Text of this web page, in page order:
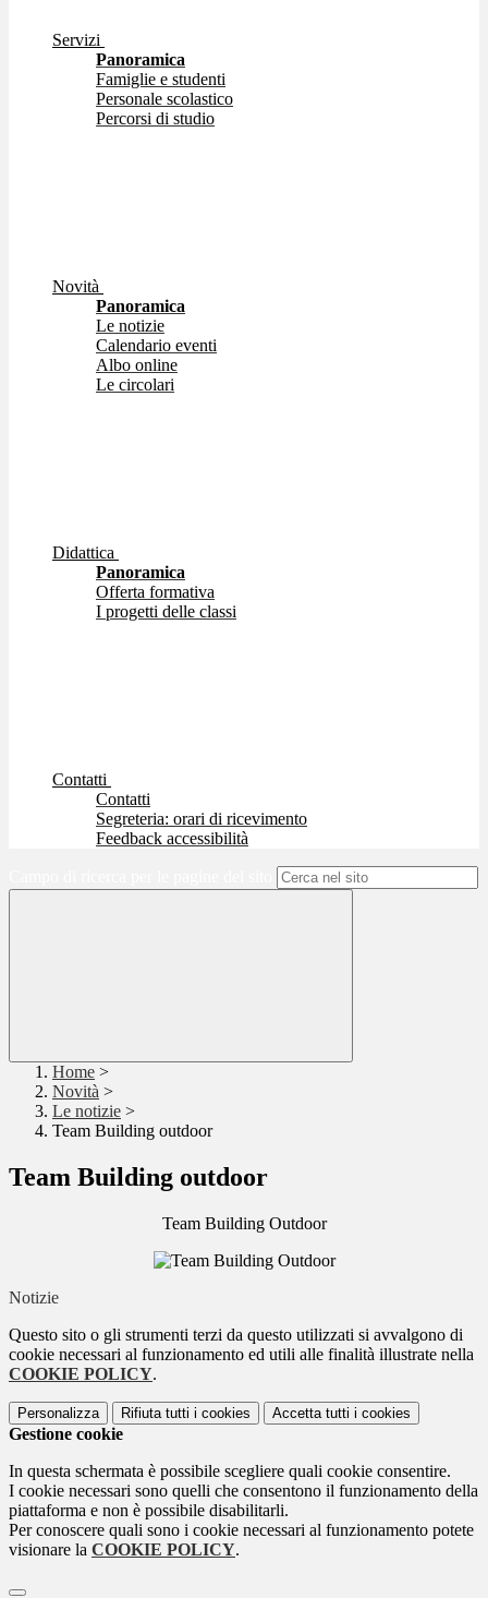
Servizi
Panoramica
Famiglie e studenti
Personale scolastico
Percorsi di studio
Novità
Panoramica
Le notizie
Calendario eventi
Albo online
Le circolari
Didattica
Panoramica
Offerta formativa
I progetti delle classi
Contatti
Contatti
Segreteria: orari di ricevimento
Feedback accessibilità
Home >
Novità >
Le notizie >
Team Building outdoor
Team Building outdoor
Team Building Outdoor
Notizie
Questo sito o gli strumenti terzi da questo utilizzati si avvalgono di
cookie necessari al funzionamento ed utili alle finalità illustrate nella
COOKIE POLICY.
Personalizza Rifiuta tutti i cookies Accetta tutti i cookies
Gestione cookie
In questa schermata è possibile scegliere quali cookie consentire.
I cookie necessari sono quelli che consentono il funzionamento della
piattaforma e non è possibile disabilitarli.
Per conoscere quali sono i cookie necessari al funzionamento potete
visionare la COOKIE POLICY.